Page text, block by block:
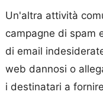
Un'altra attività
campagne di spam
di email
web dannosi o
i destinatari a